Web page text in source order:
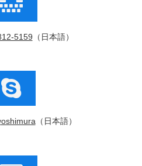
5159 （日本語）
（日本語）